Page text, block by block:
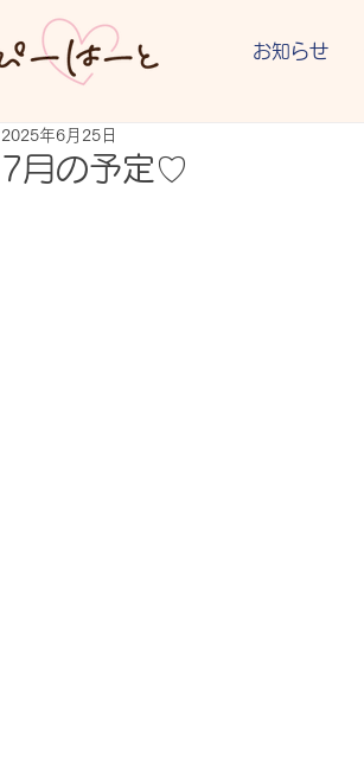
お知らせ
7月の予定♡
2025年6月25日